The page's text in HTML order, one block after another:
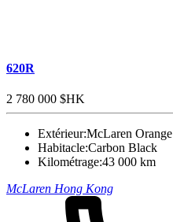
620R
2 780 000 $HK
Extérieur:McLaren Orange
Habitacle:Carbon Black
Kilométrage:43 000 km
McLaren Hong Kong